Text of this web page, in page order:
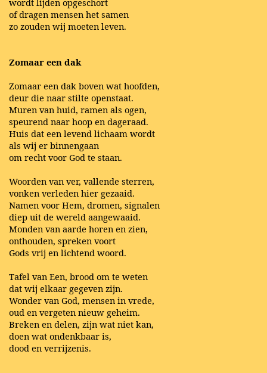
wordt lijden opgeschort
of dragen mensen het samen
zo zouden wij moeten leven.
Zomaar een dak
Zomaar een dak boven wat hoofden,
deur die naar stilte openstaat.
Muren van huid, ramen als ogen,
speurend naar hoop en dageraad.
Huis dat een levend lichaam wordt
als wij er binnengaan
om recht voor God te staan.
Woorden van ver, vallende sterren,
vonken verleden hier gezaaid.
Namen voor Hem, dromen, signalen
diep uit de wereld aangewaaid.
Monden van aarde horen en zien,
onthouden, spreken voort
Gods vrij en lichtend woord.
Tafel van Een, brood om te weten
dat wij elkaar gegeven zijn.
Wonder van God, mensen in vrede,
oud en vergeten nieuw geheim.
Breken en delen, zijn wat niet kan,
doen wat ondenkbaar is,
dood en verrijzenis.